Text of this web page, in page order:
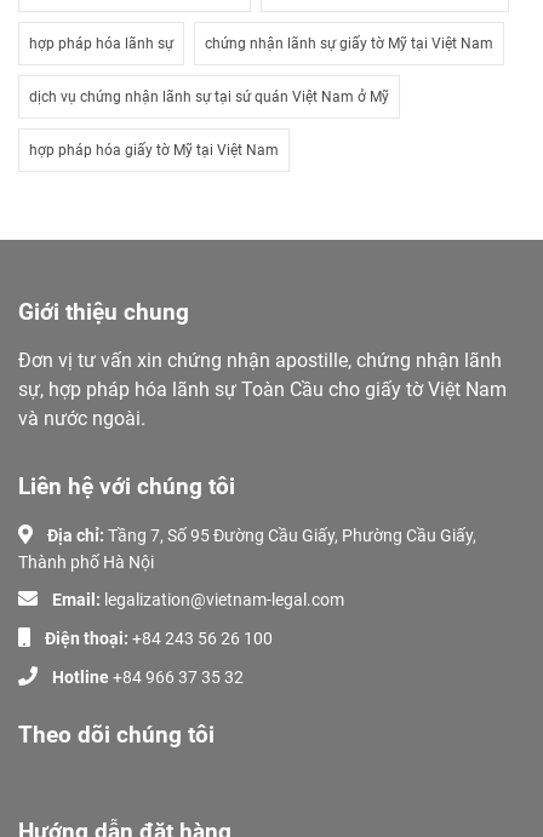
hợp pháp hóa lãnh sự chứng nhận lãnh sự giấy tờ Mỹ tại Việt Nam
dịch vụ chứng nhận lãnh sự tại sứ quán Việt Nam ở Mỹ
hợp pháp hóa giấy tờ Mỹ tại Việt Nam
Giới thiệu chung
Đơn vị tư vấn xin chứng nhận apostille, chứng nhận lãnh
sự, hợp pháp hóa lãnh sự Toàn Cầu cho giấy tờ Việt Nam
và nước ngoài.
Liên hệ với chúng tôi
Địa chỉ: Tầng 7, Số 95 Đường Cầu Giấy, Phường Cầu Giấy,
Thành phố Hà Nội
Email: legalization@vietnam-legal.com
Điện thoại: +84 243 56 26 100
Hotline+84 966 37 35 32
Theo dõi chúng tôi